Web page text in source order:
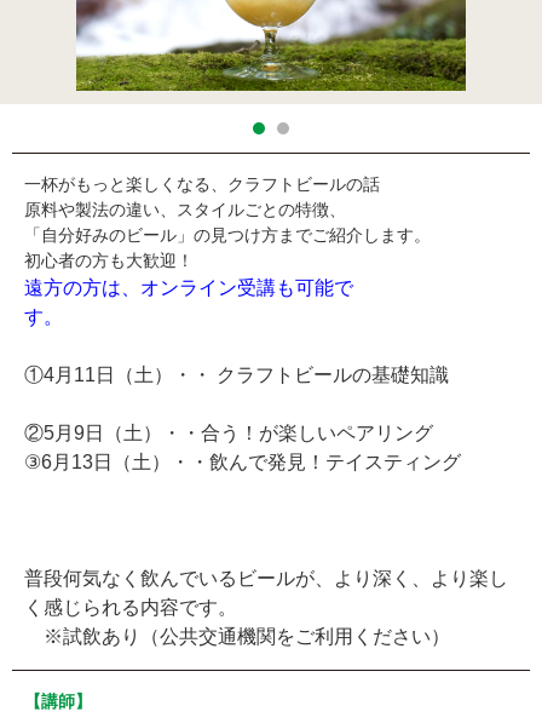
一杯がもっと楽しくなる、クラフトビールの話
原料や製法の違い、スタイルごとの特徴、
「自分好みのビール」の見つけ方までご紹介します。
初心者の方も大歓迎！
遠方の方は、オンライン受講も可能で
す。
①4月11日（土）・・ クラフトビールの基礎知識
②5月9日（土）・・合う！が楽しいペアリング
③6月13日（土）・・飲んで発見！テイスティング
普段何気なく飲んでいるビールが、より深く、より楽し
く感じられる内容です。
※試飲あり（公共交通機関をご利用ください）
【講師】